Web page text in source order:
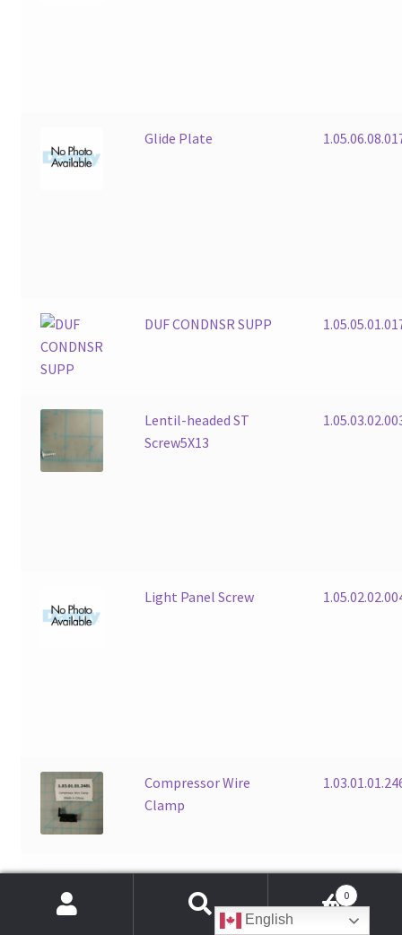
Glide Plate
DUF CONDNSR SUPP
Lentil-headed ST
Screw5X13
Light Panel Screw
Compressor Wire
Clamp
Fixing Screw
Products
0
English